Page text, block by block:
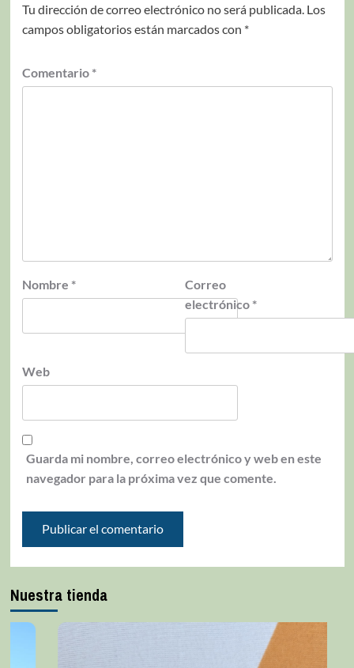
Tu dirección de correo electrónico no será publicada. Los
campos obligatorios están marcados con *
Comentario *
Nombre *
Correo
electrónico *
Web
Guarda mi nombre, correo electrónico y web en este
navegador para la próxima vez que comente.
Nuestra tienda